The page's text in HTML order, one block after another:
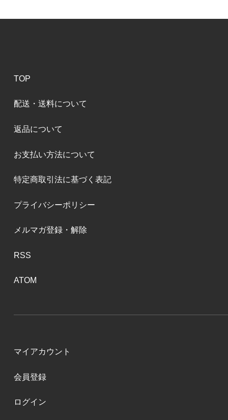
TOP
配送・送料について
返品について
お支払い方法について
特定商取引法に基づく表記
プライバシーポリシー
メルマガ登録・解除
RSS
ATOM
マイアカウント
会員登録
ログイン